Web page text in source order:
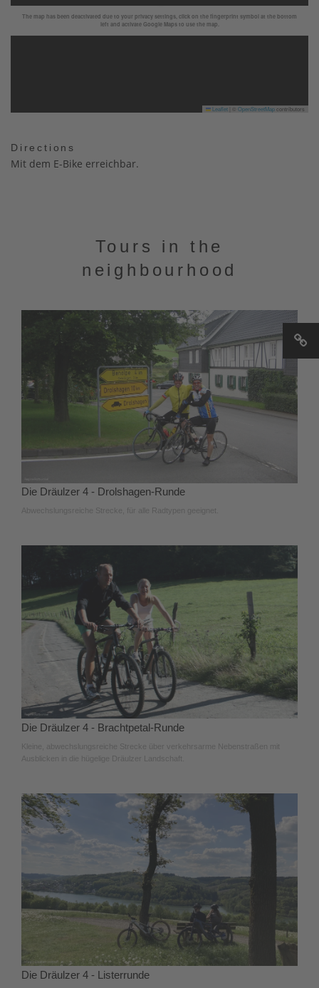
The map has been deactivated due to your privacy settings, click on the fingerprint symbol at the bottom
left and activate Google Maps to use the map.
Leaflet OpenStreetMapcontributors
Directions
Mit dem E-Bike erreichbar.
Tours in the
neighbourhood
Die Dräulzer 4 - Drolshagen-Runde
Abwechslungsreiche Strecke, für alle Radtypen geeignet.
Die Dräulzer 4 - Brachtpetal-Runde
Kleine, abwechslungsreiche Strecke über verkehrsarme Nebenstraßen mit
Ausblicken in die hügelige Dräulzer Landschaft.
Die Dräulzer 4 - Listerrunde